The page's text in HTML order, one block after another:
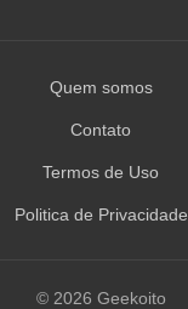
Quem somos
Contato
Termos de Uso
Politica de Privacidade
© 2026 Geekoito